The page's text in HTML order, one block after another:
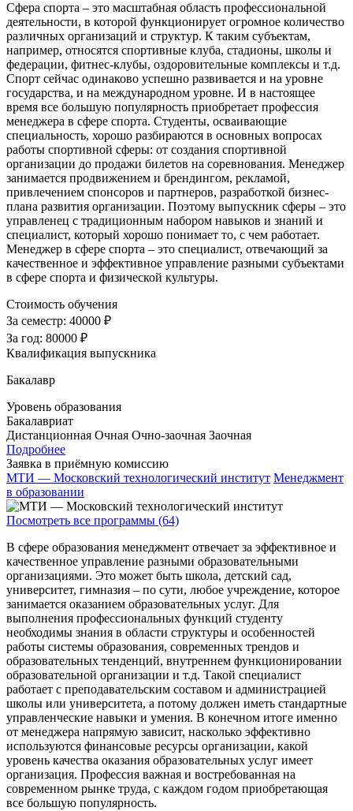
Сфера спорта – это масштабная область профессиональной
деятельности, в которой функционирует огромное количество
различных организаций и структур. К таким субъектам,
например, относятся спортивные клуба, стадионы, школы и
федерации, фитнес-клубы, оздоровительные комплексы и т.д.
Спорт сейчас одинаково успешно развивается и на уровне
государства, и на международном уровне. И в настоящее
время все большую популярность приобретает профессия
менеджера в сфере спорта. Студенты, осваивающие
специальность, хорошо разбираются в основных вопросах
работы спортивной сферы: от создания спортивной
организации до продажи билетов на соревнования. Менеджер
занимается продвижением и брендингом, рекламой,
привлечением спонсоров и партнеров, разработкой бизнес-
плана развития организации. Поэтому выпускник сферы – это
управленец с традиционным набором навыков и знаний и
специалист, который хорошо понимает то, с чем работает.
Менеджер в сфере спорта – это специалист, отвечающий за
качественное и эффективное управление разными субъектами
в сфере спорта и физической культуры.
Стоимость обучения
За семестр: 40000 ₽
За год: 80000 ₽
Квалификация выпускника
Бакалавр
Уровень образования
Бакалавриат
Дистанционная Очная Очно-заочная Заочная
Подробнее
Заявка в приёмную комиссию
МТИ — Московский технологический институт Менеджмент
в образовании
Посмотреть все программы (64)
В сфере образования менеджмент отвечает за эффективное и
качественное управление разными образовательными
организациями. Это может быть школа, детский сад,
университет, гимназия – по сути, любое учреждение, которое
занимается оказанием образовательных услуг. Для
выполнения профессиональных функций студенту
необходимы знания в области структуры и особенностей
работы системы образования, современных трендов и
образовательных тенденций, внутреннем функционировании
образовательной организации и т.д. Такой специалист
работает с преподавательским составом и администрацией
школы или университета, а потому должен иметь стандартные
управленческие навыки и умения. В конечном итоге именно
от менеджера напрямую зависит, насколько эффективно
используются финансовые ресурсы организации, какой
уровень качества оказания образовательных услуг имеет
организация. Профессия важная и востребованная на
современном рынке труда, с каждом годом приобретающая
все большую популярность.